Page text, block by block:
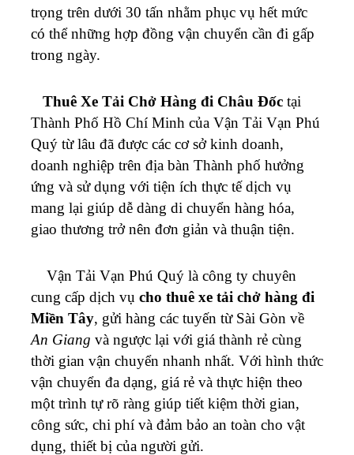
trọng trên dưới 30 tấn nhằm phục vụ hết mức
có thể những hợp đồng vận chuyển cần đi gấp
trong ngày.
Thuê Xe Tải Chở Hàng đi Châu Đốc tại
Thành Phố Hồ Chí Minh của Vận Tải Vạn Phú
Quý từ lâu đã được các cơ sở kinh doanh,
doanh nghiệp trên địa bàn Thành phố hưởng
ứng và sử dụng với tiện ích thực tế dịch vụ
mang lại giúp dễ dàng di chuyển hàng hóa,
giao thương trở nên đơn giản và thuận tiện.
Vận Tải Vạn Phú Quý là công ty chuyên
cung cấp dịch vụ cho thuê xe tải chở hàng đi
Miền Tây, gửi hàng các tuyến từ Sài Gòn về
An Giang và ngược lại với giá thành rẻ cùng
thời gian vận chuyển nhanh nhất. Với hình thức
vận chuyển đa dạng, giá rẻ và thực hiện theo
một trình tự rõ ràng giúp tiết kiệm thời gian,
công sức, chi phí và đảm bảo an toàn cho vật
dụng, thiết bị của người gửi.